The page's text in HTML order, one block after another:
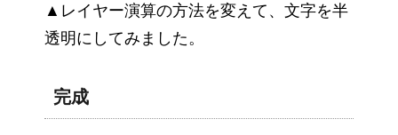
▲レイヤー演算の方法を変えて、文字を半
透明にしてみました。
完成